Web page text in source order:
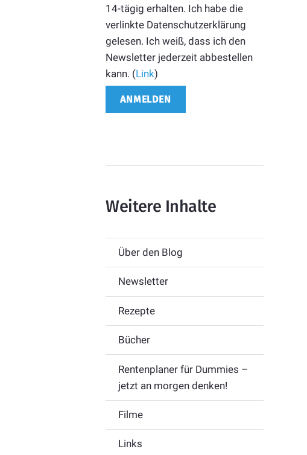
14-tägig erhalten. Ich habe die
verlinkte Datenschutzerklärung
gelesen. Ich weiß, dass ich den
Newsletter jederzeit abbestellen
kann. (Link)
Weitere Inhalte
Über den Blog
Newsletter
Rezepte
Bücher
Rentenplaner für Dummies –
jetzt an morgen denken!
Filme
Links